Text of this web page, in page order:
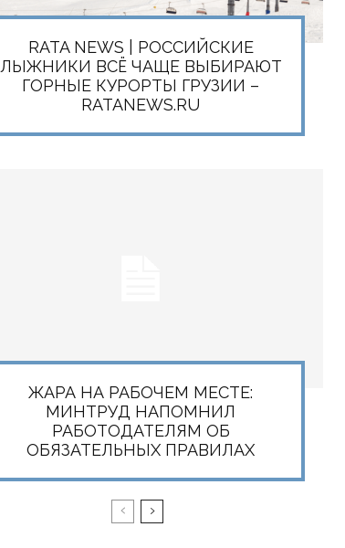
RATA NEWS | РОССИЙСКИЕ
ЛЫЖНИКИ ВСЁ ЧАЩЕ ВЫБИРАЮТ
ГОРНЫЕ КУРОРТЫ ГРУЗИИ –
RATANEWS.RU
ЖАРА НА РАБОЧЕМ МЕСТЕ:
МИНТРУД НАПОМНИЛ
РАБОТОДАТЕЛЯМ ОБ
ОБЯЗАТЕЛЬНЫХ ПРАВИЛАХ